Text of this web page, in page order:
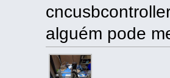
alguém pode